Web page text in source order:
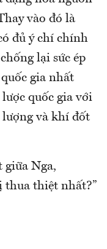
vào đó là
đủ ý chí chính
lại sức ép
gia nhất
quốc gia với
lượng và khí đốt
giữa Nga,
thua thiệt nhất?”